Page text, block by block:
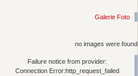
Galerie Foto
no images were found
Failure notice from provider:
Connection Error:http_request_failed